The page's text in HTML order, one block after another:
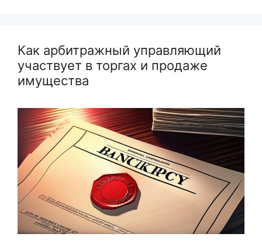
Как арбитражный управляющий
участвует в торгах и продаже
имущества